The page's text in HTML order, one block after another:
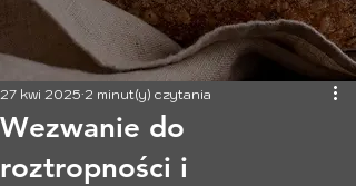
Wezwanie do
roztropności i
27 kwi 2025 2 minut(y) czytania